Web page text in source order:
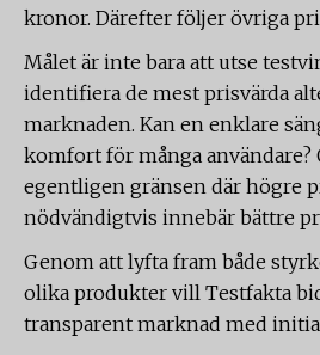
kronor. Därefter följer övriga
Målet är inte bara att utse
identifiera de mest prisvärda
marknaden. Kan en enklare
komfort för många användare?
egentligen gränsen där högre
nödvändigtvis innebär bättre
Genom att lyfta fram både
olika produkter vill Testfakta
transparent marknad med